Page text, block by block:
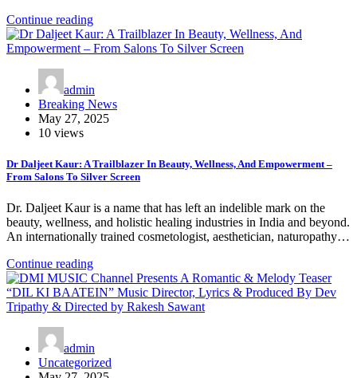
Continue reading
admin
Breaking News
May 27, 2025
10 views
Dr Daljeet Kaur: A Trailblazer In Beauty, Wellness, And Empowerment –
From Salons To Silver Screen
Dr. Daljeet Kaur is a name that has left an indelible mark on the
beauty, wellness, and holistic healing industries in India and beyond.
An internationally trained cosmetologist, aesthetician, naturopathy…
Continue reading
admin
Uncategorized